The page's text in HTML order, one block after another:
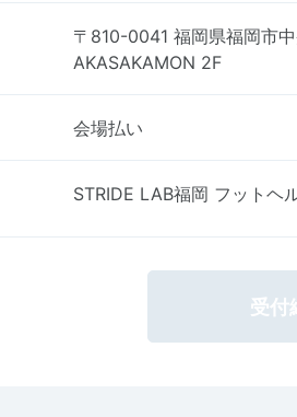
〒810-0041 福岡県福岡市
AKASAKAMON 2F
会場払い
STRIDE LAB福岡 フットヘ
受付